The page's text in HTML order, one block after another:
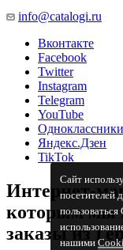
Сайт
посетителей
нашими
info@catalogi.ru
Вконтакте
Facebook
Twitter
Instagram
Telegram
YouTube
Одноклассники
Яндекс.Дзен
TikTok
Интернет-
которым мы
заказы из